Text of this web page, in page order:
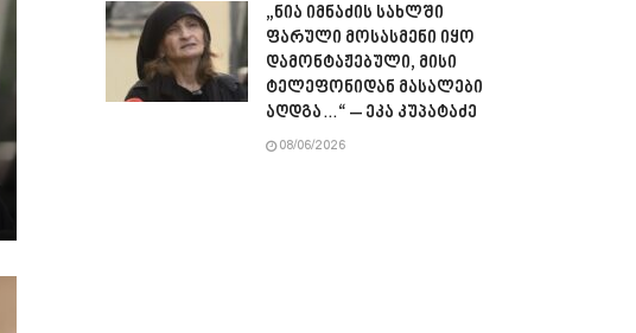
„ნია იმნაძის სახლში
ფარული მოსასმენი იყო
დამონტაჟებული, მისი
ტელეფონიდან მასალები
აღდგა…“ – ეკა კუპატაძე
08/06/2026